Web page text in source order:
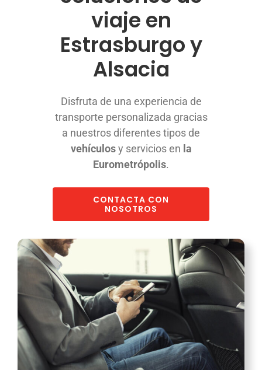
Appeler avec Whatsapp
+33 3 88 36 13 13
viaje en
Estrasburgo y
Alsacia
Disfruta de una experiencia de
transporte personalizada gracias
a nuestros diferentes tipos de
vehículosy servicios en la
Eurometrópolis.
CONTACTA CON
NOSOTROS